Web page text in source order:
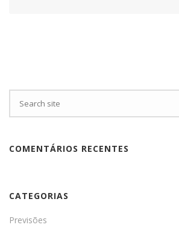
COMENTÁRIOS RECENTES
CATEGORIAS
Previsões